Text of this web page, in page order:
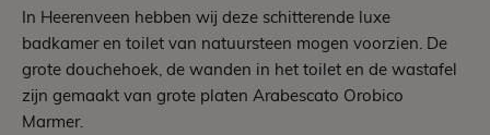
In Heerenveen hebben wij deze schitterende luxe
badkamer en toilet van natuursteen mogen voorzien. De
grote douchehoek, de wanden in het toilet en de wastafel
zijn gemaakt van grote platen Arabescato Orobico
Marmer.